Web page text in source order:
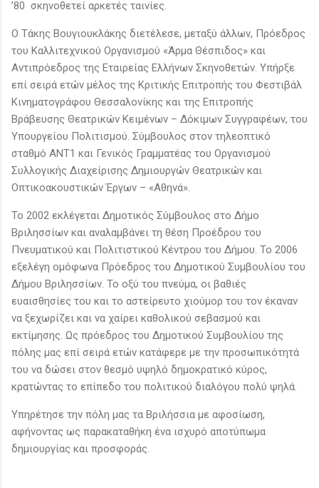
’80 σκηνοθετεί αρκετές ταινίες.
Ο Τάκης Βουγιουκλάκης διετέλεσε, μεταξύ άλλων, Πρόεδρος
του Καλλιτεχνικού Οργανισμού «Άρμα Θέσπιδος» και
Αντιπρόεδρος της Εταιρείας Ελλήνων Σκηνοθετών. Υπήρξε
επί σειρά ετών μέλος της Κριτικής Επιτροπής του Φεστιβάλ
Κινηματογράφου Θεσσαλονίκης και της Eπιτροπής
Bράβευσης Θεατρικών Κειμένων – Δόκιμων Συγγραφέων, του
Υπουργείου Πολιτισμού. Σύμβουλος στον τηλεοπτικό
σταθμό ΑΝΤ1 και Γενικός Γραμματέας του Οργανισμού
Συλλογικής Διαχείρισης Δημιουργών Θεατρικών και
Οπτικοακουστικών Έργων – «Αθηνά».
Το 2002 εκλέγεται Δημοτικός Σύμβουλος στο Δήμο
Βριλησσίων και αναλαμβάνει τη θέση Προέδρου του
Πνευματικού και Πολιτιστικού Κέντρου του Δήμου. Το 2006
εξελέγη ομόφωνα Πρόεδρος του Δημοτικού Συμβουλίου του
Δήμου Βριλησσίων. Το οξύ του πνεύμα, οι βαθιές
ευαισθησίες του και το αστείρευτο χιούμορ του τον έκαναν
να ξεχωρίζει και να χαίρει καθολικού σεβασμού και
εκτίμησης. Ως πρόεδρος του Δημοτικού Συμβουλίου της
πόλης μας επί σειρά ετών κατάφερε με την προσωπικότητά
του να δώσει στον θεσμό υψηλό δημοκρατικό κύρος,
κρατώντας το επίπεδο του πολιτικού διαλόγου πολύ ψηλά.
Υπηρέτησε την πόλη μας τα Βριλήσσια με αφοσίωση,
αφήνοντας ως παρακαταθήκη ένα ισχυρό αποτύπωμα
δημιουργίας και προσφοράς.